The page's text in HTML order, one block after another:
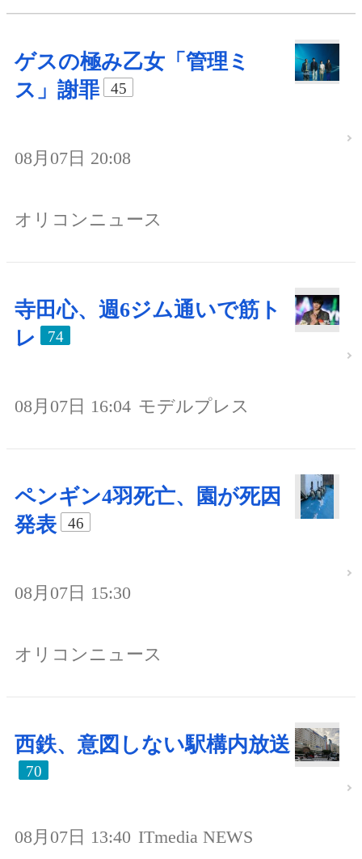
ゲスの極み乙女「管理ミ
ス」謝罪
45
08月07日 20:08
オリコンニュース
寺田心、週6ジム通いで筋ト
レ
74
08月07日 16:04 モデルプレス
ペンギン4羽死亡、園が死因
発表
46
08月07日 15:30
オリコンニュース
西鉄、意図しない駅構内放送
70
08月07日 13:40 ITmedia NEWS